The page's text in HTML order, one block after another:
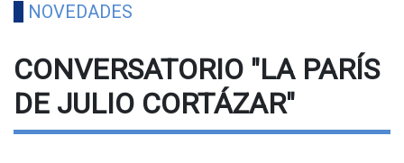
NOVEDADES
CONVERSATORIO "LA PARÍS
DE JULIO CORTÁZAR"